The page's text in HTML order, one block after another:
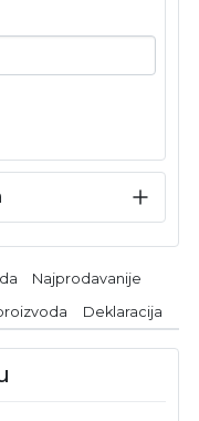
Najprodavanije
Deklaracija